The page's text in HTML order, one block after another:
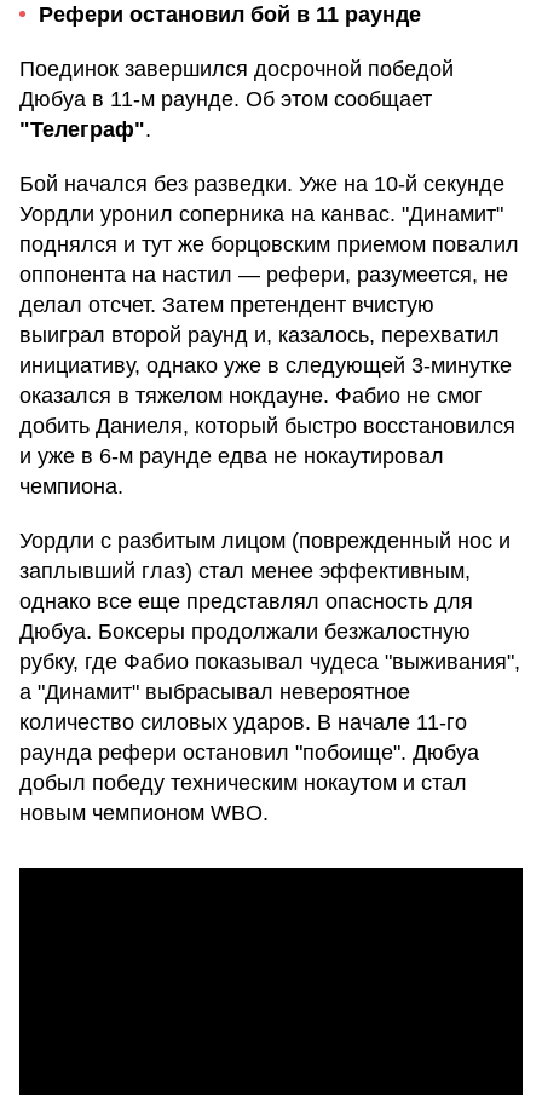
Рефери остановил бой в 11 раунде
Поединок завершился досрочной победой
Дюбуа в 11-м раунде. Об этом сообщает
"Телеграф".
Бой начался без разведки. Уже на 10-й секунде
Уордли уронил соперника на канвас. "Динамит"
поднялся и тут же борцовским приемом повалил
оппонента на настил — рефери, разумеется, не
делал отсчет. Затем претендент вчистую
выиграл второй раунд и, казалось, перехватил
инициативу, однако уже в следующей 3-минутке
оказался в тяжелом нокдауне. Фабио не смог
добить Даниеля, который быстро восстановился
и уже в 6-м раунде едва не нокаутировал
чемпиона.
Уордли с разбитым лицом (поврежденный нос и
заплывший глаз) стал менее эффективным,
однако все еще представлял опасность для
Дюбуа. Боксеры продолжали безжалостную
рубку, где Фабио показывал чудеса "выживания",
а "Динамит" выбрасывал невероятное
количество силовых ударов. В начале 11-го
раунда рефери остановил "побоище". Дюбуа
добыл победу техническим нокаутом и стал
новым чемпионом WBO.